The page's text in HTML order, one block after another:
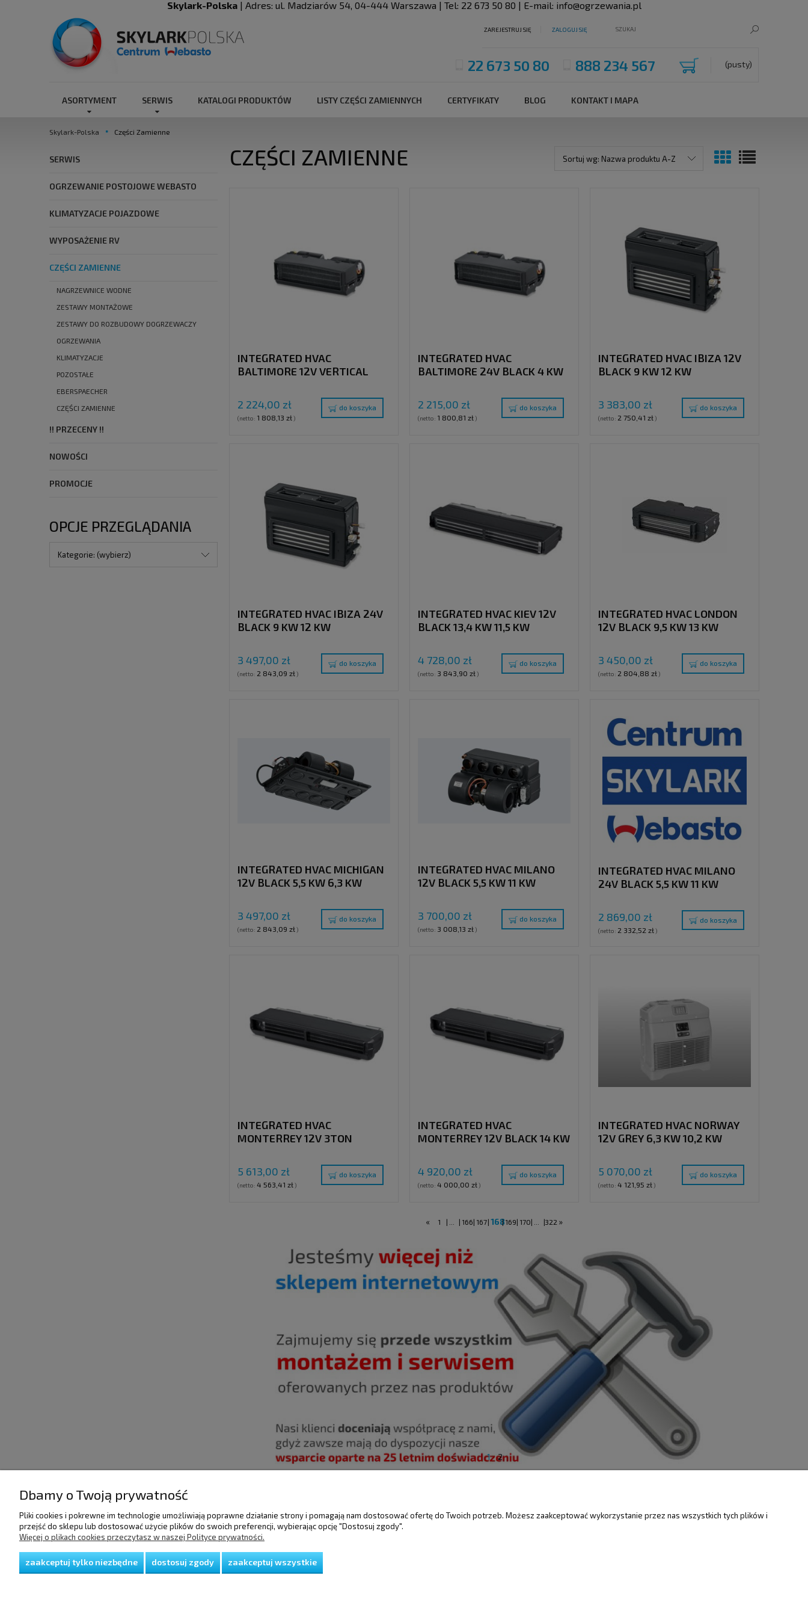
Skylark-Polska| Adres: ul. Madziarów 54, 04-444 Warszawa | Tel: 22 673 50 80 | E-mail: info@ogrzewania.pl
ZAREJESTRUJ SIĘ ZALOGUJ SIĘ
(pusty)
22 673 50 80 888 234 567
ASORTYMENT SERWIS KATALOGI PRODUKTÓW LISTY CZĘŚCI ZAMIENNYCH CERTYFIKATY BLOG KONTAKT I MAPA
Skylark-Polska Części Zamienne
SERWIS
OGRZEWANIE POSTOJOWE WEBASTO
KLIMATYZACJE POJAZDOWE
WYPOSAŻENIE RV
CZĘŚCI ZAMIENNE
NAGRZEWNICE WODNE
ZESTAWY MONTAŻOWE
ZESTAWY DO ROZBUDOWY DOGRZEWACZY
OGRZEWANIA
KLIMATYZACJE
POZOSTAŁE
EBERSPAECHER
CZĘŚCI ZAMIENNE
!! PRZECENY !!
NOWOŚCI
PROMOCJE
OPCJE PRZEGLĄDANIA
Kategorie: (wybierz)
CZĘŚCI ZAMIENNE Sortuj wg: Nazwa produktu A-Z
INTEGRATED HVAC
BALTIMORE 12V VERTICAL
2 224,00 zł
(netto: 1 808,13 zł)
do koszyka
INTEGRATED HVAC
BALTIMORE 24V BLACK 4 KW
2 215,00 zł
(netto: 1 800,81 zł)
do koszyka
INTEGRATED HVAC IBIZA 12V
BLACK 9 KW 12 KW
3 383,00 zł
(netto: 2 750,41 zł)
do koszyka
INTEGRATED HVAC IBIZA 24V
BLACK 9 KW 12 KW
3 497,00 zł
(netto: 2 843,09 zł)
do koszyka
INTEGRATED HVAC KIEV 12V
BLACK 13,4 KW 11,5 KW
4 728,00 zł
(netto: 3 843,90 zł)
do koszyka
INTEGRATED HVAC LONDON
12V BLACK 9,5 KW 13 KW
3 450,00 zł
(netto: 2 804,88 zł)
do koszyka
INTEGRATED HVAC MICHIGAN
12V BLACK 5,5 KW 6,3 KW
3 497,00 zł
(netto: 2 843,09 zł)
do koszyka
INTEGRATED HVAC MILANO
12V BLACK 5,5 KW 11 KW
3 700,00 zł
(netto: 3 008,13 zł)
do koszyka
INTEGRATED HVAC MILANO
24V BLACK 5,5 KW 11 KW
2 869,00 zł
(netto: 2 332,52 zł)
do koszyka
INTEGRATED HVAC
MONTERREY 12V 3TON
5 613,00 zł
(netto: 4 563,41 zł)
do koszyka
INTEGRATED HVAC
MONTERREY 12V BLACK 14 KW
4 920,00 zł
(netto: 4 000,00 zł)
do koszyka
INTEGRATED HVAC NORWAY
12V GREY 6,3 KW 10,2 KW
5 070,00 zł
(netto: 4 121,95 zł)
do koszyka
« 1 | | 166| 167| 168
| 169| 170| |322 »
1 2
POMOC
Regulamin
DOSTAWA I PŁATNOŚCI
Raty/Leasing
Koszty dostawy
Czas realizacji zamówień
MOJE KONTO GWARANCJA I ZWROTY O FIRMIE
Dbamy o Twoją prywatność
Pliki cookies i pokrewne im technologie umożliwiają poprawne działanie strony i pomagają nam dostosować ofertę do Twoich potrzeb. Możesz zaakceptować wykorzystanie przez nas wszystkich tych plików i
przejść do sklepu lub dostosować użycie plików do swoich preferencji, wybierając opcję "Dostosuj zgody".
Więcej o plikach cookies przeczytasz w naszej Polityce prywatności.
zaakceptuj tylko niezbędne dostosuj zgody zaakceptuj wszystkie